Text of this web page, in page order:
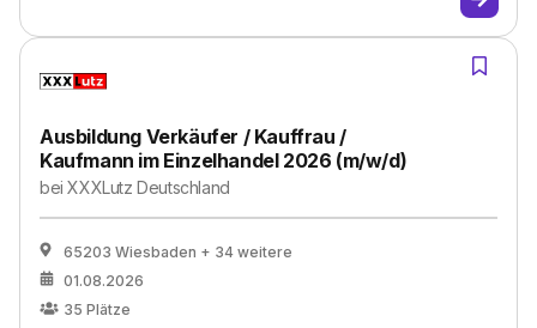
Ausbildung Verkäufer / Kauffrau /
Kaufmann im Einzelhandel 2026 (m/w/d)
beiXXXLutz Deutschland
65203 Wiesbaden + 34 weitere
01.08.2026
35 Plätze